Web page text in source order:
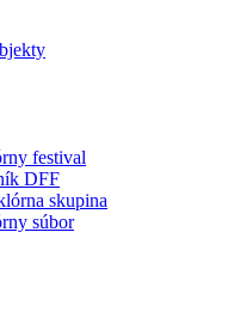
festival
DFF
skupina
súbor